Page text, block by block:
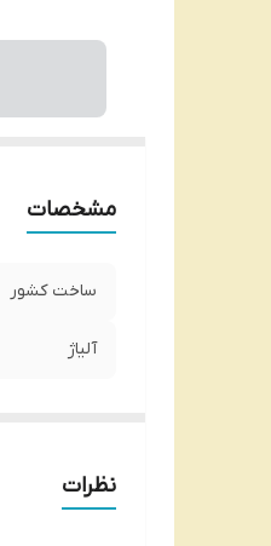
مشخصات
ساخت کشور
آلیاژ
نظرات